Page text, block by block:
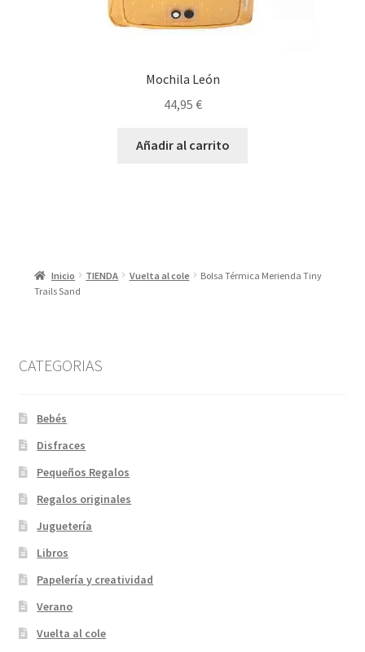
Mochila León
44,95 €
Añadir al carrito
Inicio TIENDA Vuelta al cole
Bolsa Térmica Merienda Tiny
Trails Sand
CATEGORIAS
Bebés
Disfraces
Pequeños Regalos
Regalos originales
Juguetería
Libros
Papelería y creatividad
Verano
Vuelta al cole